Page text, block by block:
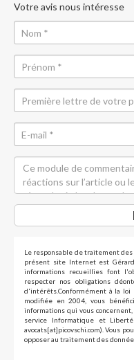
Votre avis nous intéresse
Le responsable de traitement
présent site Internet est Gérard
informations recueillies font
respecter nos obligations
d'intérêts.Conformément à la
modifiée en 2004, vous
informations qui vous
service Informatique et
avocats[at]picovschi.com). Vous
opposer au traitement des